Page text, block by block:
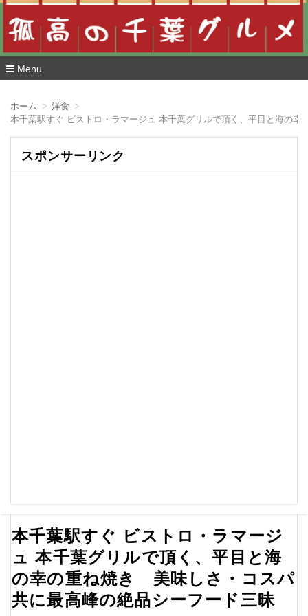
Menu
ホーム 洋食
スポンサーリンク
本千葉駅すぐ ビストロ・ラマージ
ュ 本千葉グリルで頂く、平目と海
の幸の重ね焼き 美味しさ・コスパ
共に最高峰の絶品シーフード三昧